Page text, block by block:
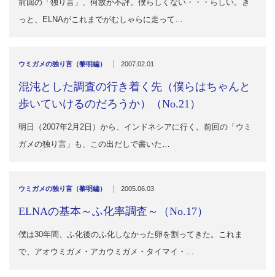
前回の「独り言」、何故か不評。僕らしくない・・・らしい。き
っと、ELNAがこれまでがむしゃらに走って…
ウミガメの独り言（黎明編） | 2007.02.01
混沌とした調査の行き着く先（僕らはちゃんと
歩いていけるのだろうか）（No.21）
明日（2007年2月2日）から、インドネシアに行く。前回の「ウミ
ガメの独り言」も、この出だしで書いた…
ウミガメの独り言（黎明編） | 2005.06.03
ELNAの基本～ふ化率調査～（No.17）
僕は30年間、ふ化後のふ化しなかった卵を割ってきた。これま
で、アオウミガメ・アカウミガメ・タイマイ・…